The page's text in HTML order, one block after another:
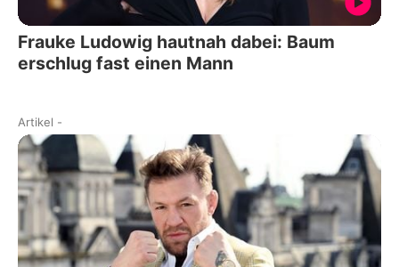
Frauke Ludowig hautnah dabei: Baum
erschlug fast einen Mann
Artikel -